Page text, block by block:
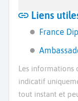
Liens
France
Les informations
indicatif
tout instant et